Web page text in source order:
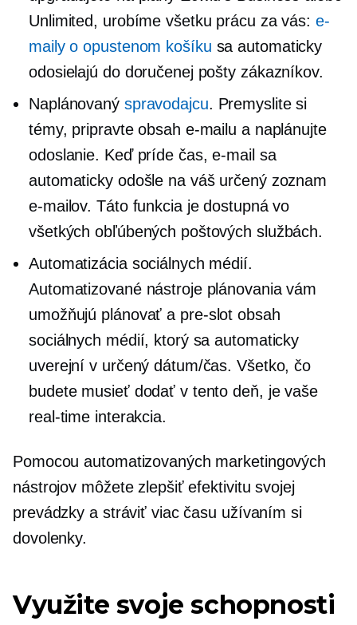
Unlimited, urobíme všetku prácu za vás: e-
maily o opustenom košíku sa automaticky
odosielajú do doručenej pošty zákazníkov.
Naplánovaný spravodajcu. Premyslite si
témy, pripravte obsah e-mailu a naplánujte
odoslanie. Keď príde čas, e-mail sa
automaticky odošle na váš určený zoznam
e-mailov. Táto funkcia je dostupná vo
všetkých obľúbených poštových službách.
Automatizácia sociálnych médií.
Automatizované nástroje plánovania vám
umožňujú plánovať a pre-slot obsah
sociálnych médií, ktorý sa automaticky
uverejní v určený dátum/čas. Všetko, čo
budete musieť dodať v tento deň, je vaše
real-time interakcia.
Pomocou automatizovaných marketingových
nástrojov môžete zlepšiť efektivitu svojej
prevádzky a stráviť viac času užívaním si
dovolenky.
Využite svoje schopnosti